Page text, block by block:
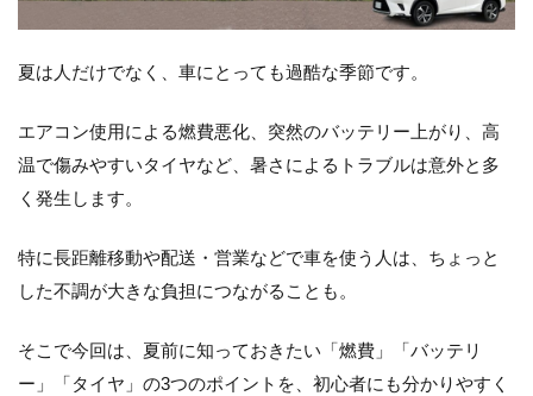
夏は人だけでなく、車にとっても過酷な季節です。
エアコン使用による燃費悪化、突然のバッテリー上がり、高
温で傷みやすいタイヤなど、暑さによるトラブルは意外と多
く発生します。
特に長距離移動や配送・営業などで車を使う人は、ちょっと
した不調が大きな負担につながることも。
そこで今回は、夏前に知っておきたい「燃費」「バッテリ
ー」「タイヤ」の3つのポイントを、初心者にも分かりやすく